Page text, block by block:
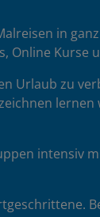
dem Hotel,
bei der
in
Online Kurse
Urlaub zu
intensiv